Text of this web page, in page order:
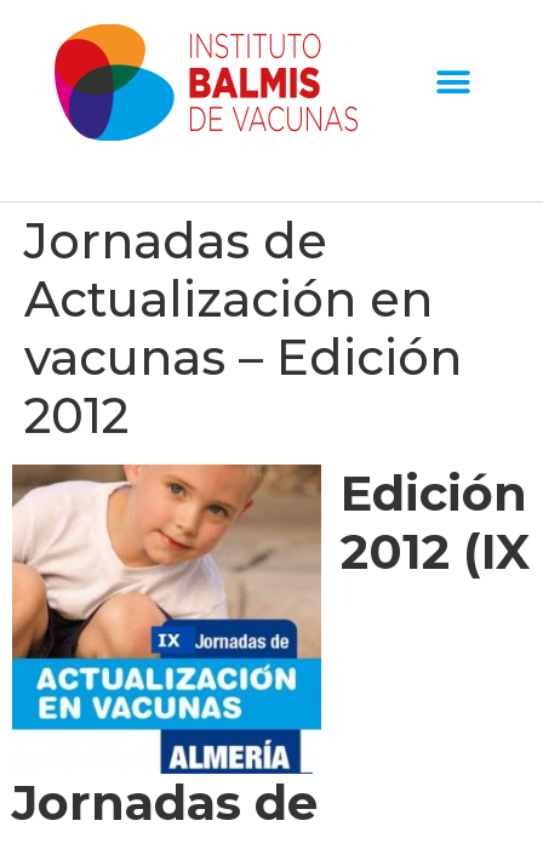
Jornadas de
Actualización en
vacunas – Edición
2012
Edición
2012 (IX
Jornadas de